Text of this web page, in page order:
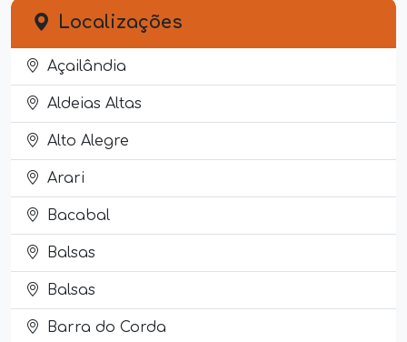
Localizações
Açailândia
Aldeias Altas
Alto Alegre
Arari
Bacabal
Balsas
Balsas
Barra do Corda